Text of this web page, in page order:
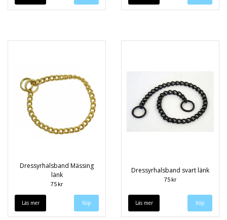
Dressyrhalsband Mässing
länk
75 kr
Läs mer Köp
Dressyrhalsband svart länk
75 kr
Läs mer Köp